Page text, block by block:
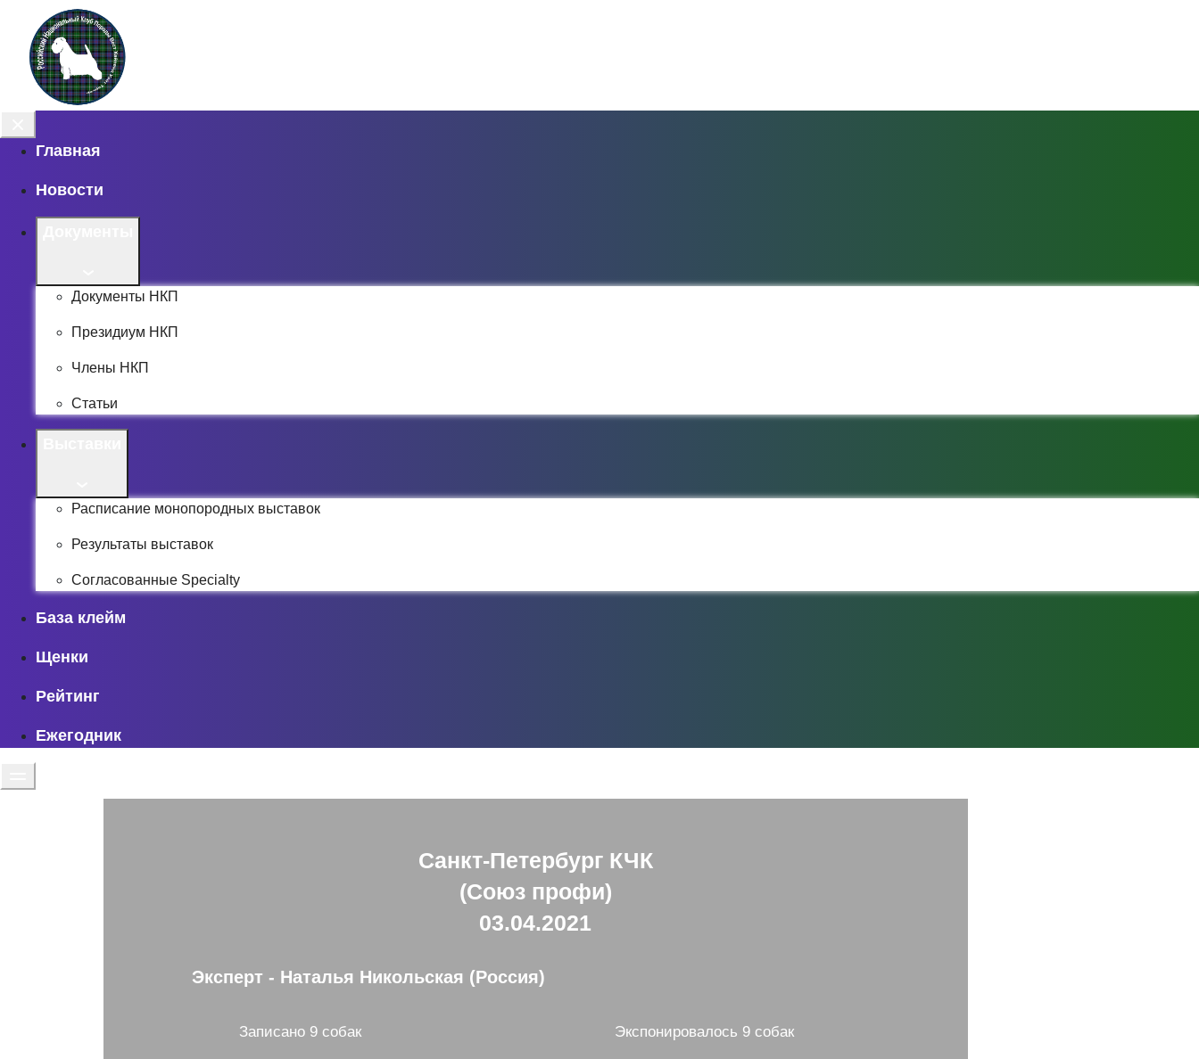
Главная
Новости
Документы НКП
Президиум НКП
Члены НКП
Статьи
Расписание монопородных выставок
Результаты выставок
Согласованные Specialty
База клейм
Щенки
Рейтинг
Ежегодник
Эксперт - Наталья Никольская (Россия)
Санкт-Петербург КЧК
(Союз профи)
03.04.2021
Записано 9 собак Экспонировалось 9 собак